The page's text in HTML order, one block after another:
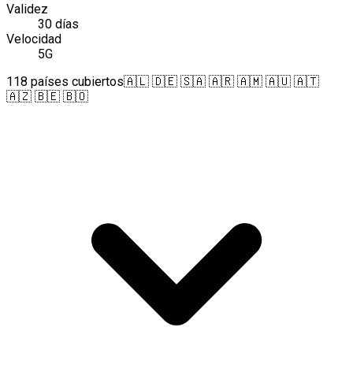
Validez
30 días
Velocidad
5G
118 países cubiertos🇦🇱 🇩🇪 🇸🇦 🇦🇷 🇦🇲 🇦🇺 🇦🇹
🇦🇿 🇧🇪 🇧🇴